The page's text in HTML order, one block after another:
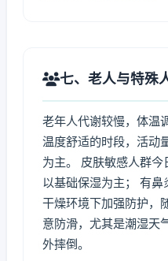
七、老人与特殊
老年人代谢较慢，体温
温度舒适的时段，活动
为主。 皮肤敏感人群今
以基础保湿为主； 有鼻
干燥环境下加强防护，
意防滑，尤其是潮湿天
外摔倒。